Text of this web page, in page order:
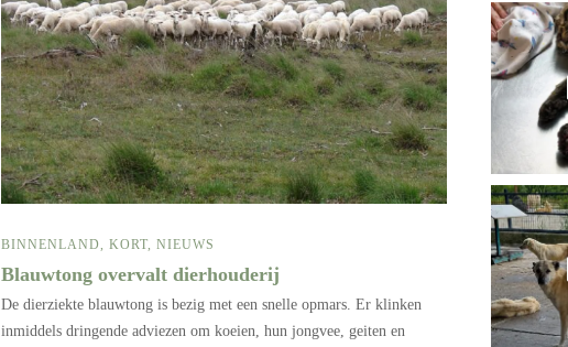
BINNENLAND KORT NIEUWS
Blauwtong overvalt dierhouderij
De dierziekte blauwtong is bezig met een snelle opmars. Er klinken
inmiddels dringende adviezen om koeien, hun jongvee, geiten en